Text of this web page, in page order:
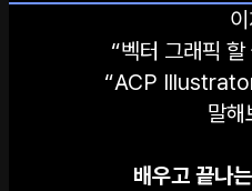
“벡터 그래픽
“ACP
말해
배우고 끝나